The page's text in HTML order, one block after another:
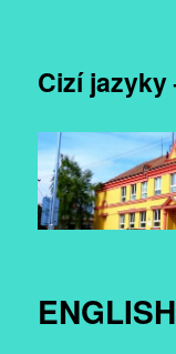
Cizí jazyky